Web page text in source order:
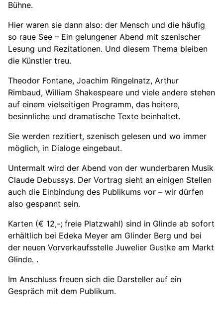
Bühne.
Hier waren sie dann also: der Mensch und die häufig
so raue See – Ein gelungener Abend mit szenischer
Lesung und Rezitationen. Und diesem Thema bleiben
die Künstler treu.
Theodor Fontane, Joachim Ringelnatz, Arthur
Rimbaud, William Shakespeare und viele andere stehen
auf einem vielseitigen Programm, das heitere,
besinnliche und dramatische Texte beinhaltet.
Sie werden rezitiert, szenisch gelesen und wo immer
möglich, in Dialoge eingebaut.
Untermalt wird der Abend von der wunderbaren Musik
Claude Debussys. Der Vortrag sieht an einigen Stellen
auch die Einbindung des Publikums vor – wir dürfen
also gespannt sein.
Karten (€ 12,-; freie Platzwahl) sind in Glinde ab sofort
erhältlich bei Edeka Meyer am Glinder Berg und bei
der neuen Vorverkaufsstelle Juwelier Gustke am Markt
Glinde. .
Im Anschluss freuen sich die Darsteller auf ein
Gespräch mit dem Publikum.